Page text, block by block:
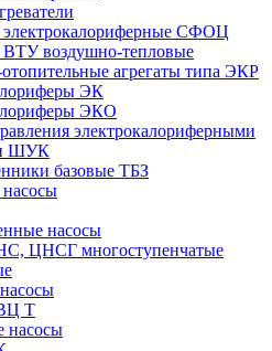
электрокалориферные СФОЦ
ВТУ воздушно-тепловые
агрегаты типа ЭКР
ЭК
ЭКО
электрокалориферными
ШУК
базовые ТБЗ
насосы
ЦНСГ многоступенчатые
Т
насосы